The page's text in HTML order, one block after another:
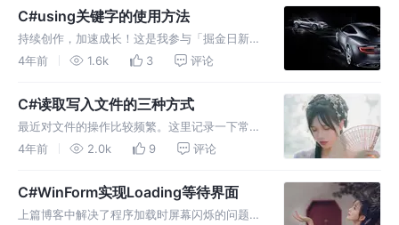
时候，需要把主项目的名称修改成我们想要的。
之前从来没有这么干过，
C#using关键字的使用方法
持续创作，加速成长！这是我参与「掘金日新计
划 · 6 月更文挑战」的第26天，点击查看活动详
Using的使用大致分别以下三种： 1 ：using 指
4年前 1.6k 3 评论
C#读取写入文件的三种方式
最近对文件的操作比较频繁。这里记录一下常用
的几种文件读写的方式。 我这里使用窗体来做
BinaryReader 类 BinaryReader 类用于从文件
4年前 2.0k 9 评论
C#WinForm实现Loading等待界面
上篇博客中解决了程序加载时屏幕闪烁的问题。